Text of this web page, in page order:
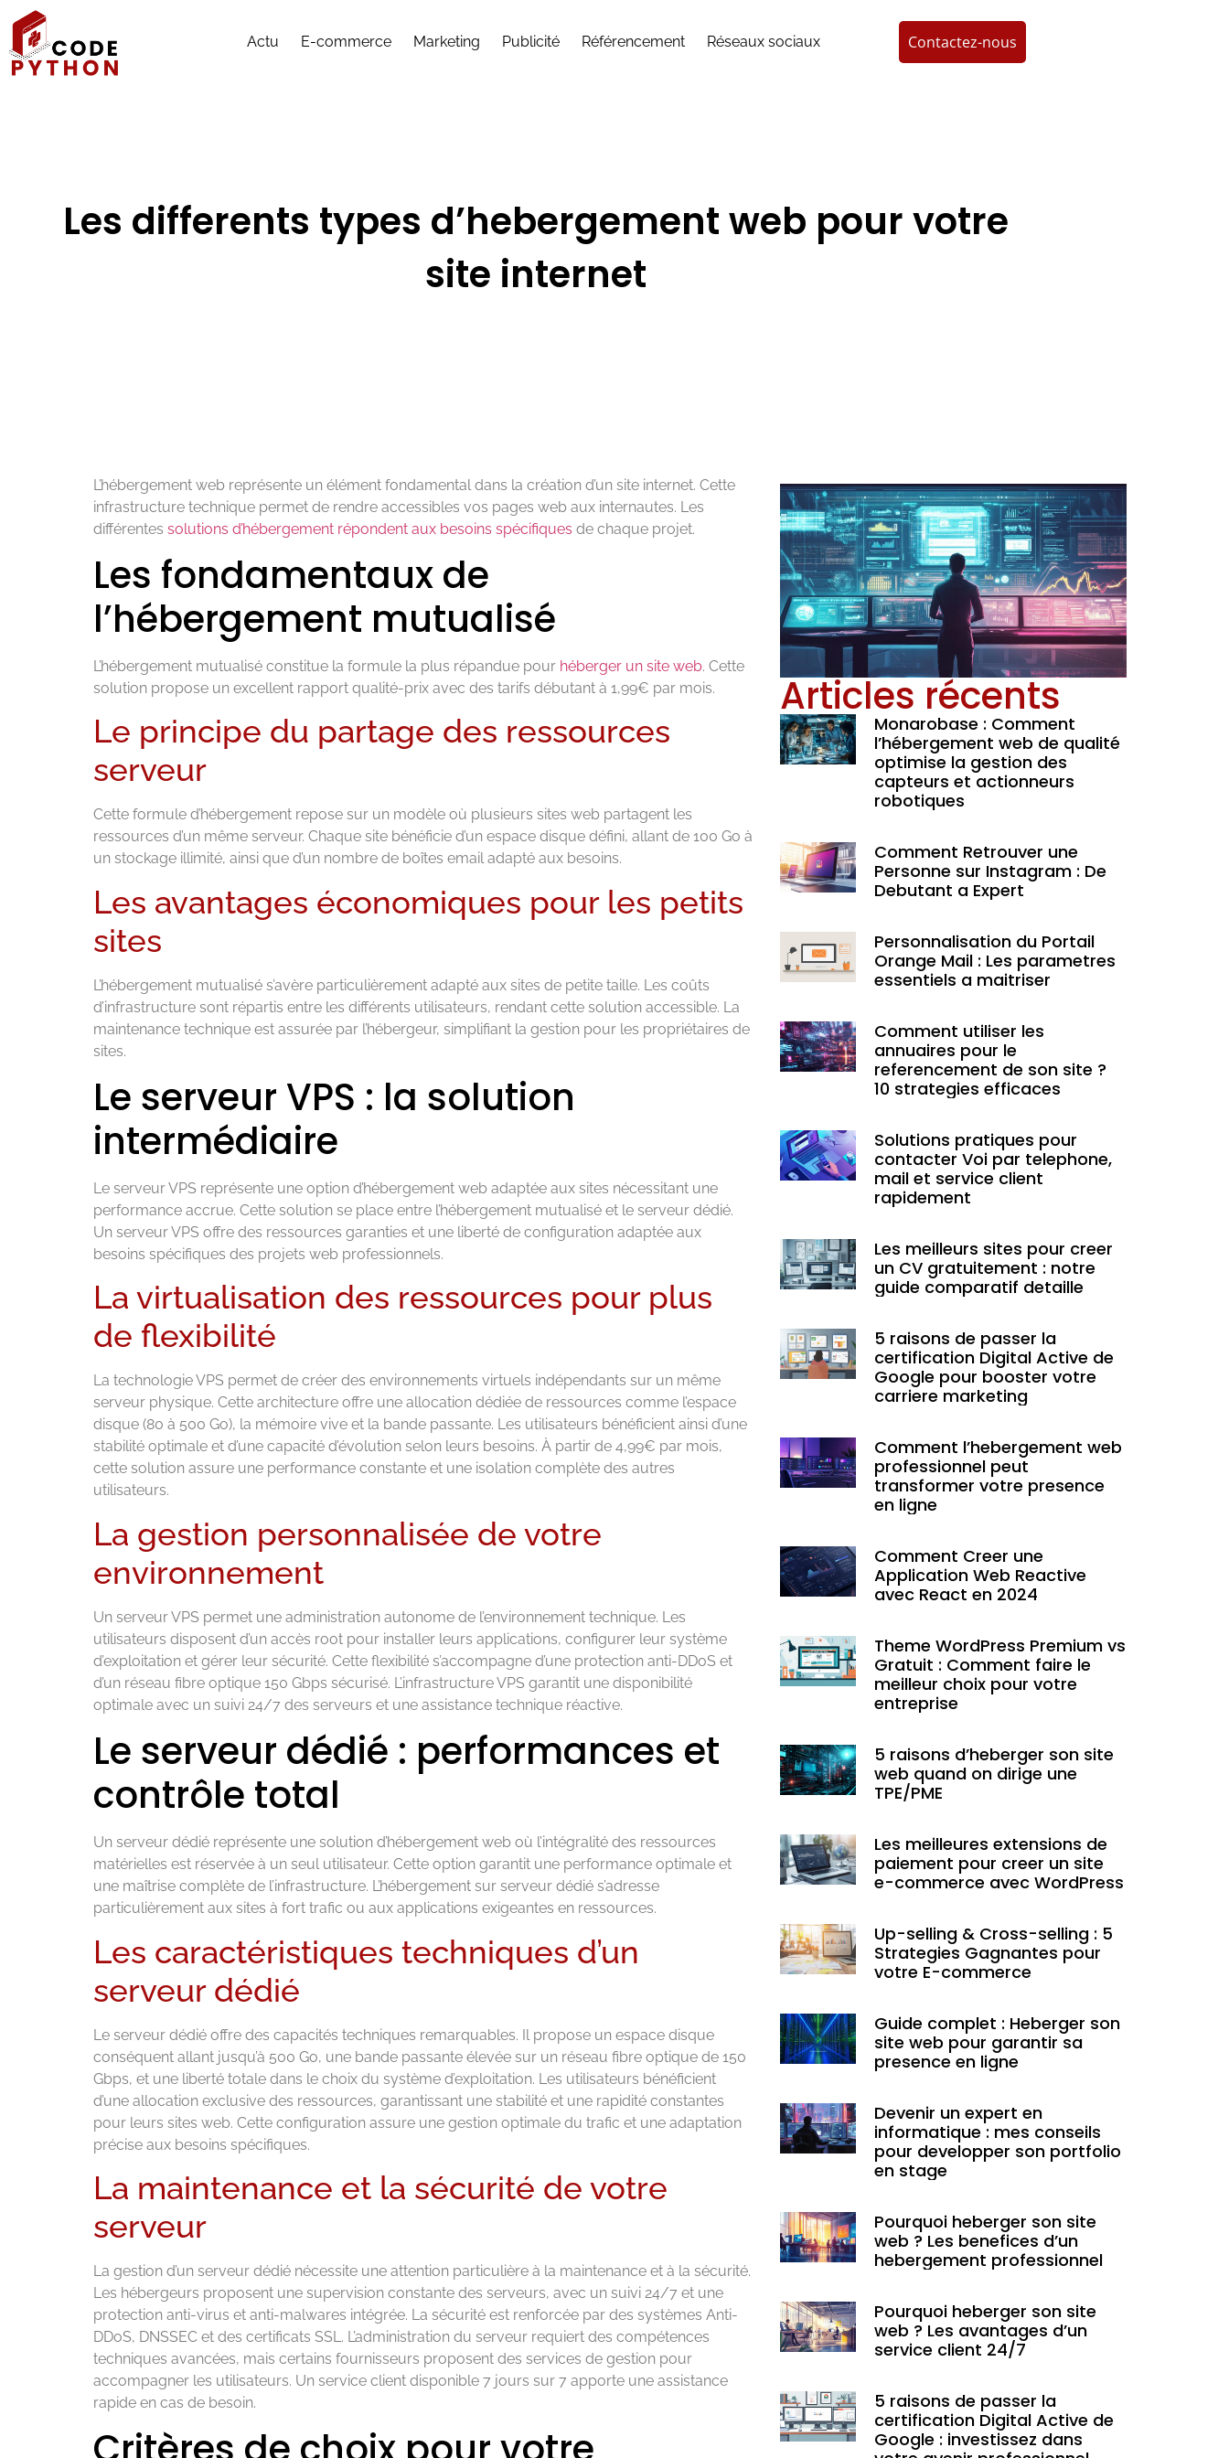
Actu E-commerce Marketing Publicité Référencement Réseaux sociaux Contactez-nous
Les differents types d’hebergement web pour votre
site internet
L’hébergement web représente un élément fondamental dans la création d’un site internet. Cette
infrastructure technique permet de rendre accessibles vos pages web aux internautes. Les
différentes solutions d’hébergement répondent aux besoins spécifiques de chaque projet.
Les fondamentaux de
l’hébergement mutualisé
L’hébergement mutualisé constitue la formule la plus répandue pour héberger un site web. Cette
solution propose un excellent rapport qualité-prix avec des tarifs débutant à 1,99€ par mois.
Le principe du partage des ressources
serveur
Cette formule d’hébergement repose sur un modèle où plusieurs sites web partagent les
ressources d’un même serveur. Chaque site bénéficie d’un espace disque défini, allant de 100 Go à
un stockage illimité, ainsi que d’un nombre de boîtes email adapté aux besoins.
Les avantages économiques pour les petits
sites
L’hébergement mutualisé s’avère particulièrement adapté aux sites de petite taille. Les coûts
d’infrastructure sont répartis entre les différents utilisateurs, rendant cette solution accessible. La
maintenance technique est assurée par l’hébergeur, simplifiant la gestion pour les propriétaires de
sites.
Le serveur VPS : la solution
intermédiaire
Le serveur VPS représente une option d’hébergement web adaptée aux sites nécessitant une
performance accrue. Cette solution se place entre l’hébergement mutualisé et le serveur dédié.
Un serveur VPS offre des ressources garanties et une liberté de configuration adaptée aux
besoins spécifiques des projets web professionnels.
La virtualisation des ressources pour plus
de flexibilité
La technologie VPS permet de créer des environnements virtuels indépendants sur un même
serveur physique. Cette architecture offre une allocation dédiée de ressources comme l’espace
disque (80 à 500 Go), la mémoire vive et la bande passante. Les utilisateurs bénéficient ainsi d’une
stabilité optimale et d’une capacité d’évolution selon leurs besoins. À partir de 4,99€ par mois,
cette solution assure une performance constante et une isolation complète des autres
utilisateurs.
La gestion personnalisée de votre
environnement
Un serveur VPS permet une administration autonome de l’environnement technique. Les
utilisateurs disposent d’un accès root pour installer leurs applications, configurer leur système
d’exploitation et gérer leur sécurité. Cette flexibilité s’accompagne d’une protection anti-DDoS et
d’un réseau fibre optique 150 Gbps sécurisé. L’infrastructure VPS garantit une disponibilité
optimale avec un suivi 24/7 des serveurs et une assistance technique réactive.
Le serveur dédié : performances et
contrôle total
Un serveur dédié représente une solution d’hébergement web où l’intégralité des ressources
matérielles est réservée à un seul utilisateur. Cette option garantit une performance optimale et
une maîtrise complète de l’infrastructure. L’hébergement sur serveur dédié s’adresse
particulièrement aux sites à fort trafic ou aux applications exigeantes en ressources.
Les caractéristiques techniques d’un
serveur dédié
Le serveur dédié offre des capacités techniques remarquables. Il propose un espace disque
conséquent allant jusqu’à 500 Go, une bande passante élevée sur un réseau fibre optique de 150
Gbps, et une liberté totale dans le choix du système d’exploitation. Les utilisateurs bénéficient
d’une allocation exclusive des ressources, garantissant une stabilité et une rapidité constantes
pour leurs sites web. Cette configuration assure une gestion optimale du trafic et une adaptation
précise aux besoins spécifiques.
La maintenance et la sécurité de votre
serveur
La gestion d’un serveur dédié nécessite une attention particulière à la maintenance et à la sécurité.
Les hébergeurs proposent une supervision constante des serveurs, avec un suivi 24/7 et une
protection anti-virus et anti-malwares intégrée. La sécurité est renforcée par des systèmes Anti-
DDoS, DNSSEC et des certificats SSL. L’administration du serveur requiert des compétences
techniques avancées, mais certains fournisseurs proposent des services de gestion pour
accompagner les utilisateurs. Un service client disponible 7 jours sur 7 apporte une assistance
rapide en cas de besoin.
Articles récents
Monarobase : Comment
l’hébergement web de qualité
optimise la gestion des
capteurs et actionneurs
robotiques
Comment Retrouver une
Personne sur Instagram : De
Debutant a Expert
Personnalisation du Portail
Orange Mail : Les parametres
essentiels a maitriser
Comment utiliser les
annuaires pour le
referencement de son site ?
10 strategies efficaces
Solutions pratiques pour
contacter Voi par telephone,
mail et service client
rapidement
Les meilleurs sites pour creer
un CV gratuitement : notre
guide comparatif detaille
5 raisons de passer la
certification Digital Active de
Google pour booster votre
carriere marketing
Comment l’hebergement web
professionnel peut
transformer votre presence
en ligne
Comment Creer une
Application Web Reactive
avec React en 2024
Theme WordPress Premium vs
Gratuit : Comment faire le
meilleur choix pour votre
entreprise
5 raisons d’heberger son site
web quand on dirige une
TPE/PME
Les meilleures extensions de
paiement pour creer un site
e-commerce avec WordPress
Up-selling & Cross-selling : 5
Strategies Gagnantes pour
votre E-commerce
Guide complet : Heberger son
site web pour garantir sa
presence en ligne
Devenir un expert en
informatique : mes conseils
pour developper son portfolio
en stage
Pourquoi heberger son site
web ? Les benefices d’un
hebergement professionnel
Pourquoi heberger son site
web ? Les avantages d’un
service client 24/7
5 raisons de passer la
certification Digital Active de
Google : investissez dans